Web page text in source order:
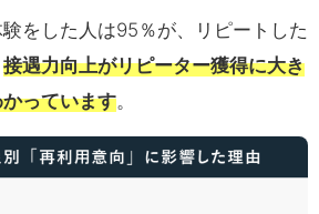
をした人は95％が、リピートした
接遇力向上がリピーター獲得に大き
っています。